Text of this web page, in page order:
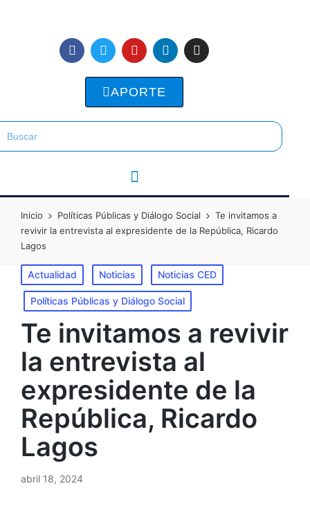
APORTE
Inicio Políticas Públicas y Diálogo Social
Te invitamos a
revivir la entrevista al expresidente de la República, Ricardo
Lagos
Actualidad Noticias Noticias CED
Políticas Públicas y Diálogo Social
Te invitamos a revivir
la entrevista al
expresidente de la
República, Ricardo
Lagos
abril 18, 2024